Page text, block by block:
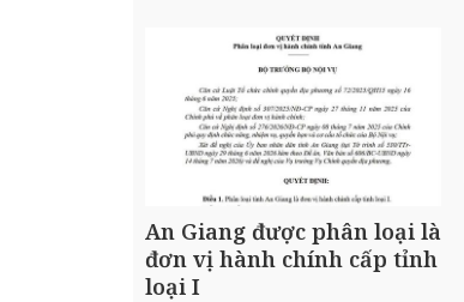
An Giang được phân loại là
đơn vị hành chính cấp tỉnh
loại I